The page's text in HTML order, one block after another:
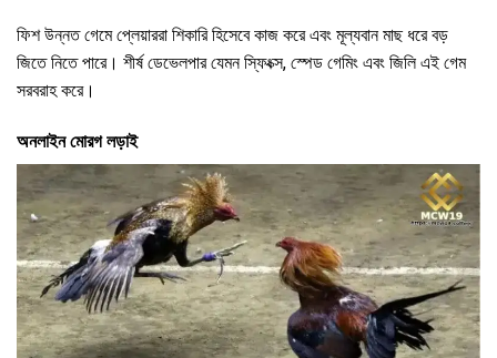
ফিশ উন্নত গেমে প্লেয়াররা শিকারি হিসেবে কাজ করে এবং মূল্যবান মাছ ধরে বড়
জিতে নিতে পারে। শীর্ষ ডেভেলপার যেমন স্ফিংক্স, স্পেড গেমিং এবং জিলি এই গেম
সরবরাহ করে।
অনলাইন মোরগ লড়াই